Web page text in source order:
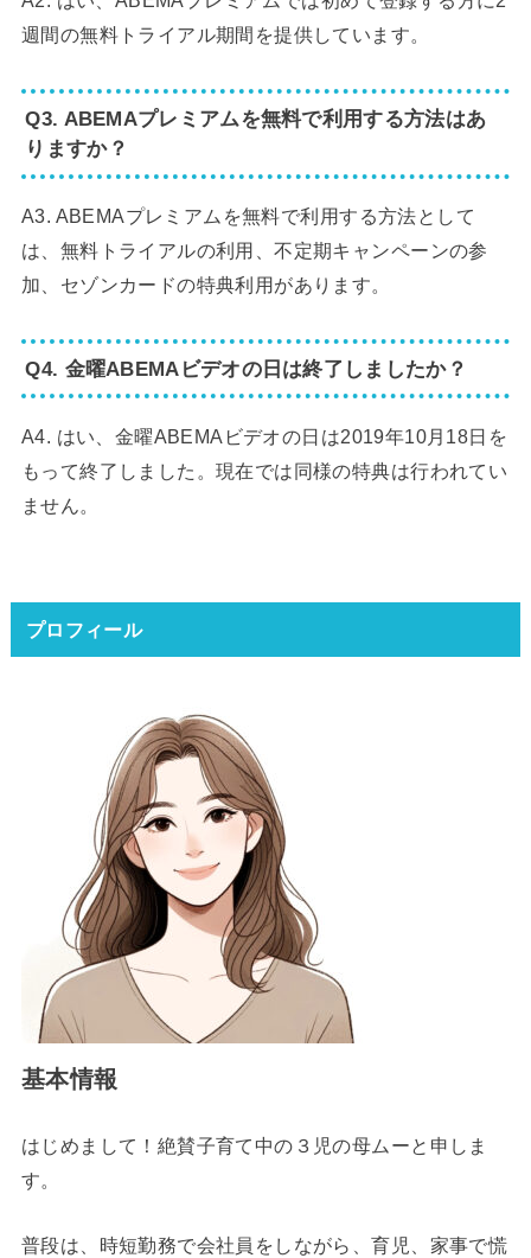
週間の無料トライアル期間を提供しています。
Q3. ABEMAプレミアムを無料で利用する方法はあ
りますか？
A3. ABEMAプレミアムを無料で利用する方法として
は、無料トライアルの利用、不定期キャンペーンの参
加、セゾンカードの特典利用があります。
Q4. 金曜ABEMAビデオの日は終了しましたか？
A4. はい、金曜ABEMAビデオの日は2019年10月18日を
もって終了しました。現在では同様の特典は行われてい
ません。
プロフィール
基本情報
はじめまして！絶賛子育て中の３児の母ムーと申しま
す。
普段は、時短勤務で会社員をしながら、育児、家事で慌